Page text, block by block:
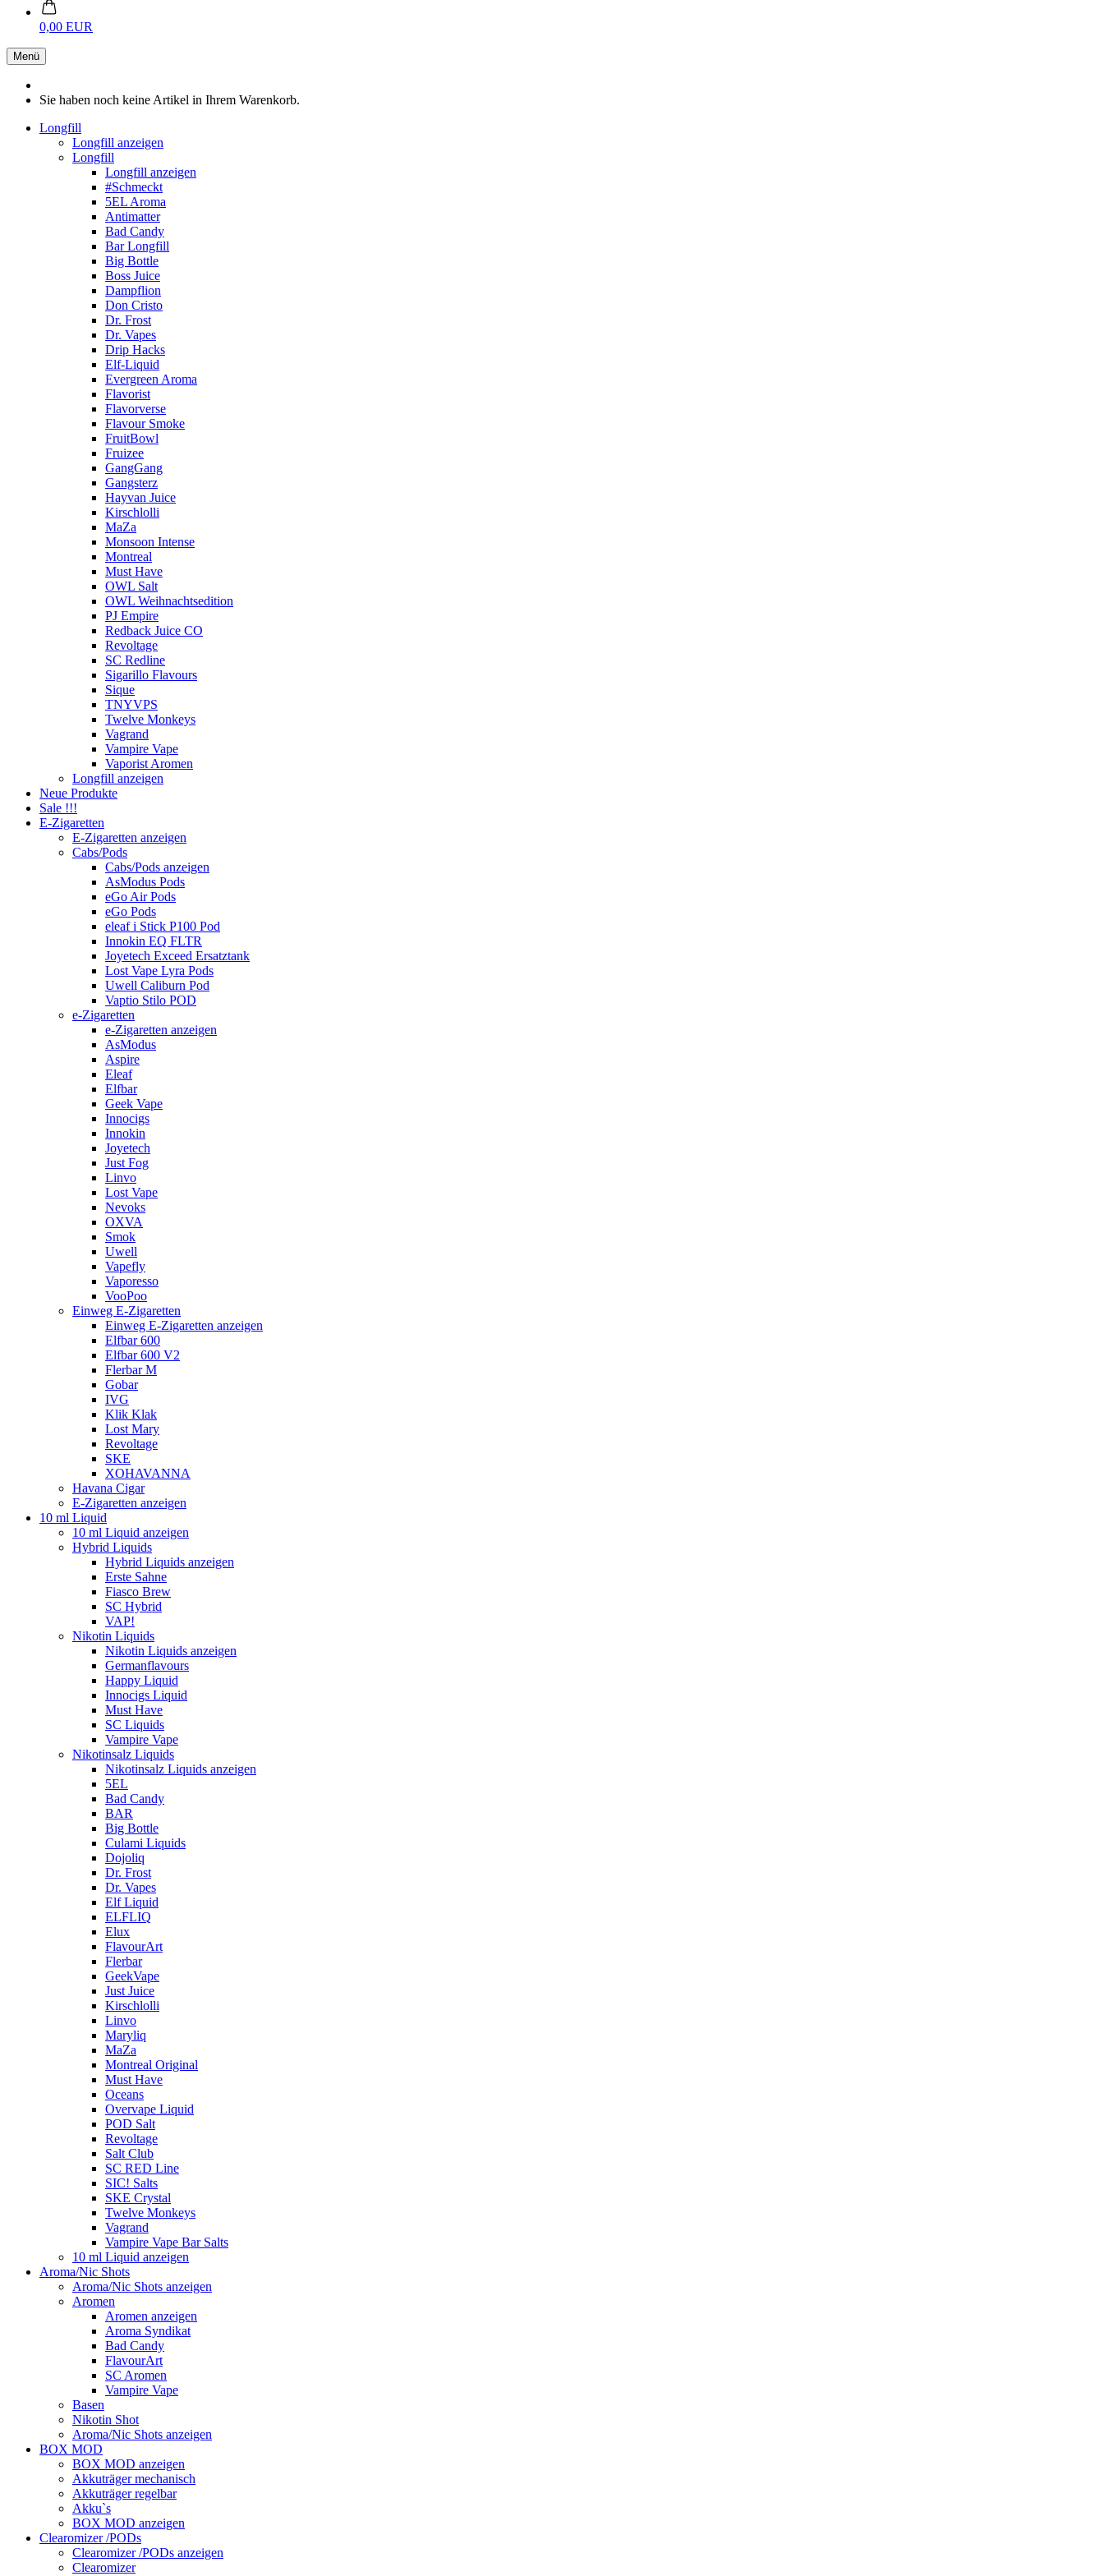
0,00 EUR
Menü
Sie haben noch keine Artikel in Ihrem Warenkorb.
Longfill
Longfill anzeigen
Longfill
Longfill anzeigen
#Schmeckt
5EL Aroma
Antimatter
Bad Candy
Bar Longfill
Big Bottle
Boss Juice
Dampflion
Don Cristo
Dr. Frost
Dr. Vapes
Drip Hacks
Elf-Liquid
Evergreen Aroma
Flavorist
Flavorverse
Flavour Smoke
FruitBowl
Fruizee
GangGang
Gangsterz
Hayvan Juice
Kirschlolli
MaZa
Monsoon Intense
Montreal
Must Have
OWL Salt
OWL Weihnachtsedition
PJ Empire
Redback Juice CO
Revoltage
SC Redline
Sigarillo Flavours
Sique
TNYVPS
Twelve Monkeys
Vagrand
Vampire Vape
Vaporist Aromen
Longfill anzeigen
Neue Produkte
Sale !!!
E-Zigaretten
E-Zigaretten anzeigen
Cabs/Pods
Cabs/Pods anzeigen
AsModus Pods
eGo Air Pods
eGo Pods
eleaf i Stick P100 Pod
Innokin EQ FLTR
Joyetech Exceed Ersatztank
Lost Vape Lyra Pods
Uwell Caliburn Pod
Vaptio Stilo POD
e-Zigaretten
e-Zigaretten anzeigen
AsModus
Aspire
Eleaf
Elfbar
Geek Vape
Innocigs
Innokin
Joyetech
Just Fog
Linvo
Lost Vape
Nevoks
OXVA
Smok
Uwell
Vapefly
Vaporesso
VooPoo
Einweg E-Zigaretten
Einweg E-Zigaretten anzeigen
Elfbar 600
Elfbar 600 V2
Flerbar M
Gobar
IVG
Klik Klak
Lost Mary
Revoltage
SKE
XOHAVANNA
Havana Cigar
E-Zigaretten anzeigen
10 ml Liquid
10 ml Liquid anzeigen
Hybrid Liquids
Hybrid Liquids anzeigen
Erste Sahne
Fiasco Brew
SC Hybrid
VAP!
Nikotin Liquids
Nikotin Liquids anzeigen
Germanflavours
Happy Liquid
Innocigs Liquid
Must Have
SC Liquids
Vampire Vape
Nikotinsalz Liquids
Nikotinsalz Liquids anzeigen
5EL
Bad Candy
BAR
Big Bottle
Culami Liquids
Dojoliq
Dr. Frost
Dr. Vapes
Elf Liquid
ELFLIQ
Elux
FlavourArt
Flerbar
GeekVape
Just Juice
Kirschlolli
Linvo
Maryliq
MaZa
Montreal Original
Must Have
Oceans
Overvape Liquid
POD Salt
Revoltage
Salt Club
SC RED Line
SIC! Salts
SKE Crystal
Twelve Monkeys
Vagrand
Vampire Vape Bar Salts
10 ml Liquid anzeigen
Aroma/Nic Shots
Aroma/Nic Shots anzeigen
Aromen
Aromen anzeigen
Aroma Syndikat
Bad Candy
FlavourArt
SC Aromen
Vampire Vape
Basen
Nikotin Shot
Aroma/Nic Shots anzeigen
BOX MOD
BOX MOD anzeigen
Akkuträger mechanisch
Akkuträger regelbar
Akku`s
BOX MOD anzeigen
Clearomizer /PODs
Clearomizer /PODs anzeigen
Clearomizer